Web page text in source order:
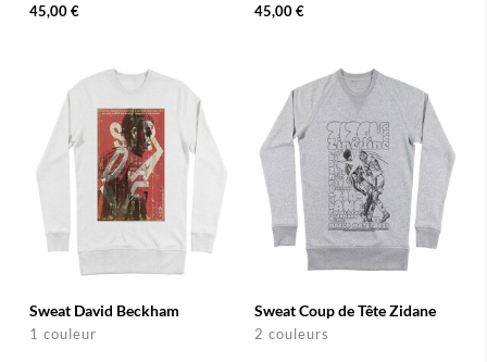
45,00 € 45,00 €
Sweat David Beckham
1 couleur
Sweat Coup de Tête Zidane
2 couleurs